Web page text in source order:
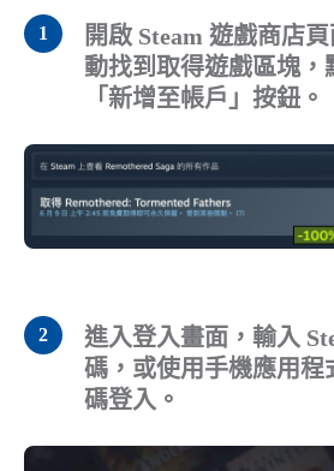
開啟 Steam 遊戲商店
動找到取得遊戲區塊，
「新增至帳戶」按鈕。
進入登入畫面，輸入
碼，或使用手機應用程
碼登入。